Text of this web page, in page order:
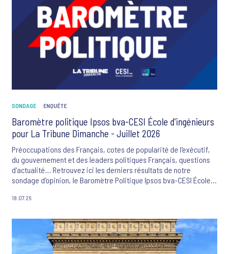
SONDAGE ENQUÊTE
Baromètre politique Ipsos bva-CESI École d'ingénieurs
pour La Tribune Dimanche - Juillet 2026
Préoccupations des Français, cotes de popularité de l'exécutif,
du gouvernement et des leaders politiques Français, questions
d'actualité... Retrouvez ici les derniers résultats de notre
sondage d'opinion, le Baromètre Politique Ipsos bva-CESI École
18.07.26